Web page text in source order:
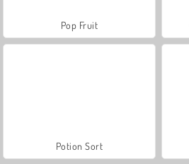
Pop Fruit
Potion Sort